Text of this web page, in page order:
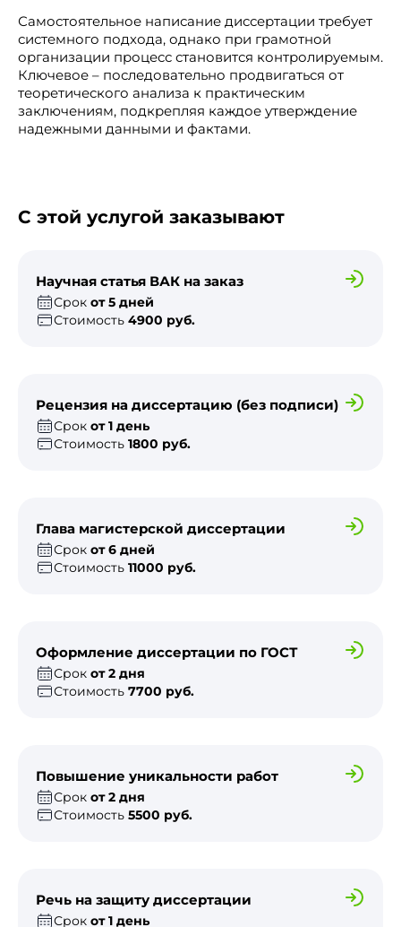
Самостоятельное написание диссертации требует
системного подхода, однако при грамотной
организации процесс становится контролируемым.
Ключевое – последовательно продвигаться от
теоретического анализа к практическим
заключениям, подкрепляя каждое утверждение
надежными данными и фактами.
С этой услугой заказывают
Научная статья ВАК на заказ
Срок от 5 дней
Стоимость 4900 руб.
Рецензия на диссертацию (без подписи)
Срок от 1 день
Стоимость 1800 руб.
Глава магистерской диссертации
Срок от 6 дней
Стоимость 11000 руб.
Оформление диссертации по ГОСТ
Срок от 2 дня
Стоимость 7700 руб.
Повышение уникальности работ
Срок от 2 дня
Стоимость 5500 руб.
Речь на защиту диссертации
Срок от 1 день